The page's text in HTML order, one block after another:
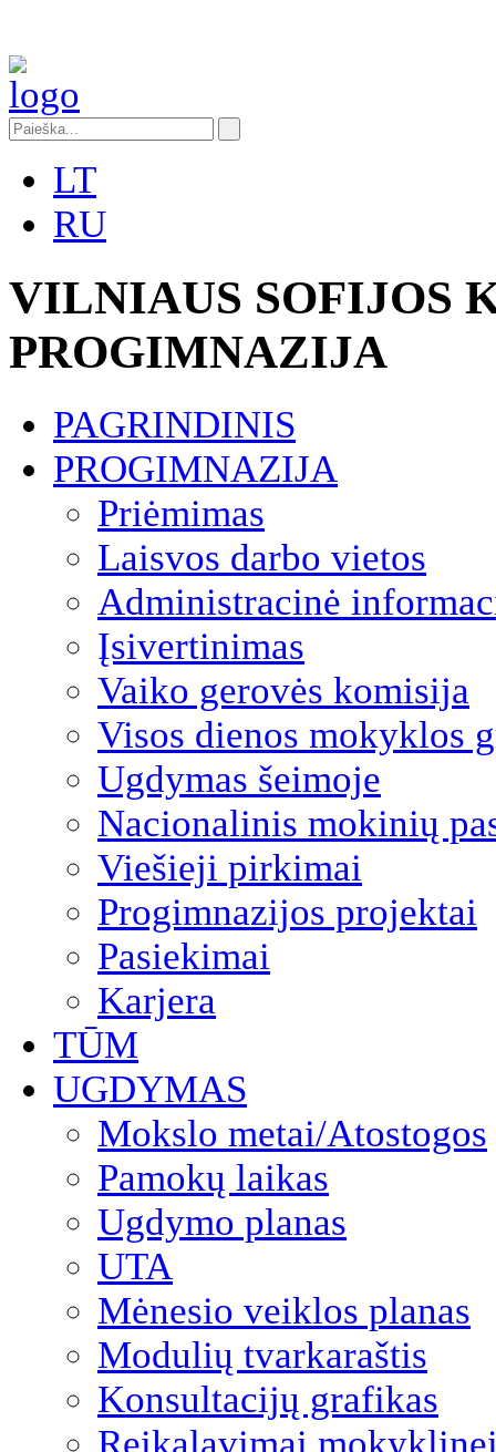
LT
RU
VILNIAUS SOFIJOS
PROGIMNAZIJA
PAGRINDINIS
PROGIMNAZIJA
Priėmimas
Laisvos darbo vietos
Administracinė
Įsivertinimas
Vaiko gerovės komisija
Visos dienos mokyklos
Ugdymas šeimoje
Nacionalinis mokinių
Viešieji pirkimai
Progimnazijos projektai
Pasiekimai
Karjera
TŪM
UGDYMAS
Mokslo metai/Atostogos
Pamokų laikas
Ugdymo planas
UTA
Mėnesio veiklos planas
Modulių tvarkaraštis
Konsultacijų grafikas